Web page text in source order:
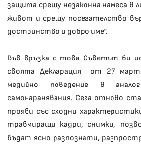
защита срещу незаконна намеса в
живот и срещу посегателство
достойнство и добро име“.
Във връзка с това Съветът би
своята Декларация от 27
медийно поведение в
самонаранявания. Сега отново
прояви със сходни
травмиращи кадри, снимки,
бъдат ясно разпознати,